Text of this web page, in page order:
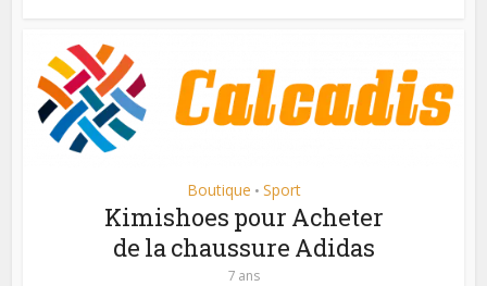
Boutique • Sport
Kimishoes pour Acheter
de la chaussure Adidas
7 ans